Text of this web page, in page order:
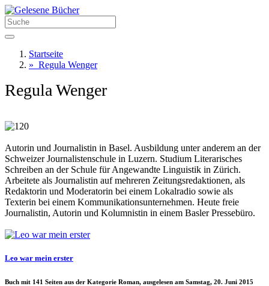
Startseite
» Regula Wenger
Regula Wenger
Autorin und Journalistin in Basel. Ausbildung unter anderem an der
Schweizer Journalistenschule in Luzern. Studium Literarisches
Schreiben an der Schule für Angewandte Linguistik in Zürich.
Arbeitete als Journalistin auf mehreren Zeitungsredaktionen, als
Redaktorin und Moderatorin bei einem Lokalradio sowie als
Texterin bei einem Kommunikationsunternehmen. Heute freie
Journalistin, Autorin und Kolumnistin in einem Basler Pressebüro.
Leo war mein erster
Buch mit 141 Seiten aus der Kategorie Roman, ausgelesen am Samstag, 20. Juni 2015